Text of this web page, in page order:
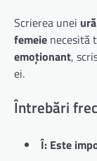
Scrierea unei
femeie necesită
emoționant,
ei.
Întrebări
Î: Este